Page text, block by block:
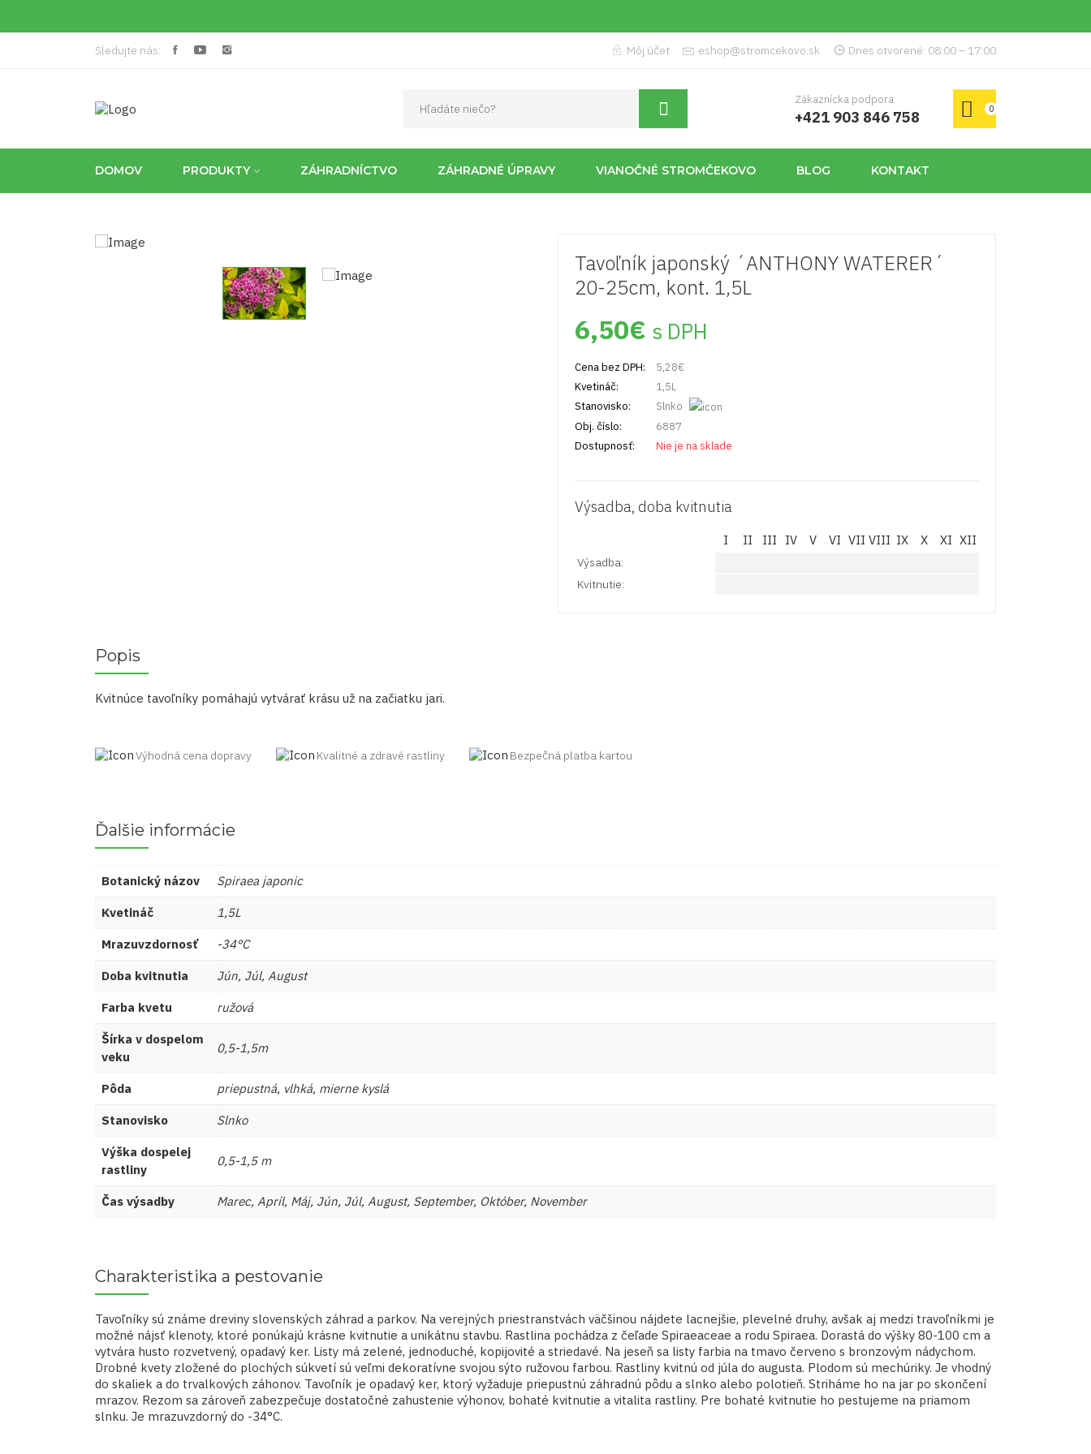
Sledujte nás: Môj účet eshop@stromcekovo.sk Dnes otvorené: 08:00 – 17:00
Zákaznícka podpora
+421 903 846 758 0
DOMOV PRODUKTY ZÁHRADNÍCTVO ZÁHRADNÉ ÚPRAVY VIANOČNÉ STROMČEKOVO BLOG KONTAKT
Tavoľník japonský ´ANTHONY WATERER´
20-25cm, kont. 1,5L
6,50€ s DPH
Cena bez DPH: 5,28€
Kvetináč:
1,5L
Stanovisko:
Slnko
Obj. číslo:
6887
Dostupnosť:
Nie je na sklade
Výsadba, doba kvitnutia
I II III IV V VI VII VIII IX X XI XII
Výsadba:
Kvitnutie:
Popis
Kvitnúce tavoľníky pomáhajú vytvárať krásu už na začiatku jari.
Výhodná cena dopravy Kvalitné a zdravé rastliny Bezpečná platba kartou
Ďalšie informácie
Botanický názov Spiraea japonic
Kvetináč 1,5L
Mrazuvzdornosť -34°C
Doba kvitnutia Jún, Júl, August
Farba kvetu ružová
Šírka v dospelom
veku
0,5-1,5m
Pôda priepustná, vlhká, mierne kyslá
Stanovisko Slnko
Výška dospelej
rastliny
0,5-1,5 m
Čas výsadby Marec, Apríl, Máj, Jún, Júl, August, September, Október, November
Charakteristika a pestovanie
Tavoľníky sú známe dreviny slovenských záhrad a parkov. Na verejných priestranstvách väčšinou nájdete lacnejšie, plevelné druhy, avšak aj medzi travoľníkmi je
možné nájsť klenoty, ktoré ponúkajú krásne kvitnutie a unikátnu stavbu. Rastlina pochádza z čeľade Spiraeaceae a rodu Spiraea. Dorastá do výšky 80-100 cm a
vytvára husto rozvetvený, opadavý ker. Listy má zelené, jednoduché, kopijovité a striedavé. Na jeseň sa listy farbia na tmavo červeno s bronzovým nádychom.
Drobné kvety zložené do plochých súkvetí sú veľmi dekoratívne svojou sýto ružovou farbou. Rastliny kvitnú od júla do augusta. Plodom sú mechúriky. Je vhodný
do skaliek a do trvalkových záhonov. Tavoľník je opadavý ker, ktorý vyžaduje priepustnú záhradnú pôdu a slnko alebo polotieň. Striháme ho na jar po skončení
mrazov. Rezom sa zároveň zabezpečuje dostatočné zahustenie výhonov, bohaté kvitnutie a vitalita rastliny. Pre bohaté kvitnutie ho pestujeme na priamom
slnku. Je mrazuvzdorný do -34°C.